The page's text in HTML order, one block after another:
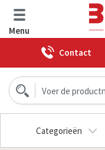
Menu
Contact
Categorieën